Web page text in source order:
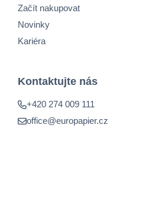
Začít nakupovat
Novinky
Kariéra
Kontaktujte nás
+420 274 009 111
office@europapier.cz